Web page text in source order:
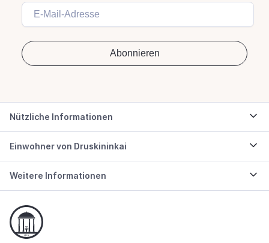
Nützliche Informationen
Einwohner von Druskininkai
Weitere Informationen